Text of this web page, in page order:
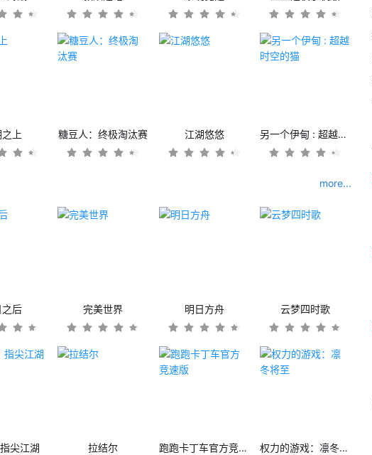
上 糖豆人：终极淘汰赛 江湖悠悠 另一个伊甸 : 超越时空的猫
more...
后 完美世界 明日方舟 云梦四时歌
尖江湖 拉结尔 跑跑卡丁车官方竞速版 权力的游戏：凛冬将至